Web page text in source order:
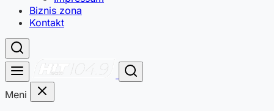
Biznis zona
Kontakt
Meni